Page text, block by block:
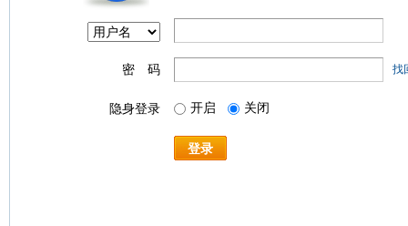
密 码 找
隐身登录 开启 关闭
登录